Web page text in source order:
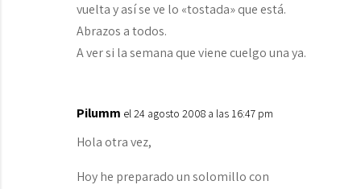
vuelta y así se ve lo «tostada» que está.
Abrazos a todos.
A ver si la semana que viene cuelgo una ya.
Pilumm el 24 agosto 2008 a las 16:47 pm
Hola otra vez,
Hoy he preparado un solomillo con